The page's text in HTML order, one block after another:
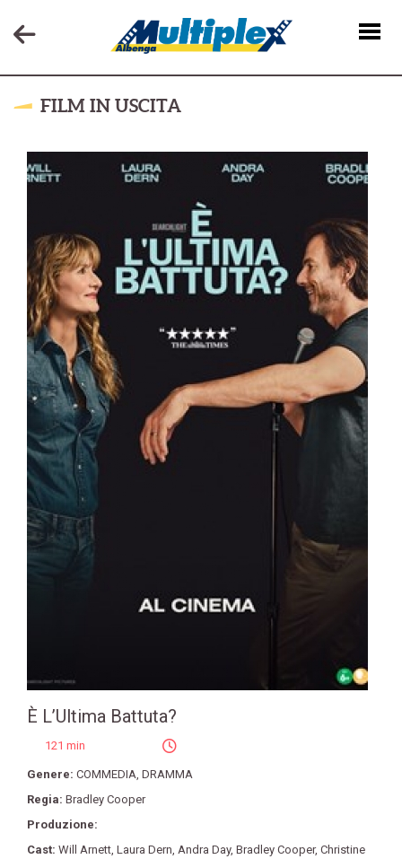
FILM IN USCITA
È L’Ultima Battuta?
121 min
Genere: COMMEDIA, DRAMMA
Regia: Bradley Cooper
Produzione:
Cast: Will Arnett, Laura Dern, Andra Day, Bradley Cooper, Christine